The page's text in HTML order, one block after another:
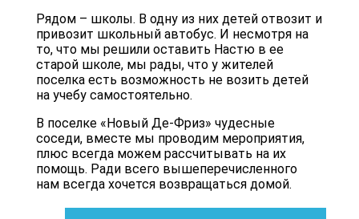
Рядом – школы. В одну из них детей отвозит и
привозит школьный автобус. И несмотря на
то, что мы решили оставить Настю в ее
старой школе, мы рады, что у жителей
поселка есть возможность не возить детей
на учебу самостоятельно.
В поселке «Новый Де-Фриз» чудесные
соседи, вместе мы проводим мероприятия,
плюс всегда можем рассчитывать на их
помощь. Ради всего вышеперечисленного
нам всегда хочется возвращаться домой.